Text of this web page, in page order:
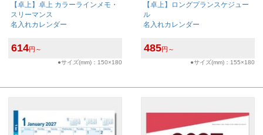
【卓上】卓上 カラーラインメモ・
スリーマンス
名入れカレンダー
614円～
●サイズ(mm)：150×180
【卓上】ロングプランスケジュー
ル
名入れカレンダー
485円～
●サイズ(mm)：155×180